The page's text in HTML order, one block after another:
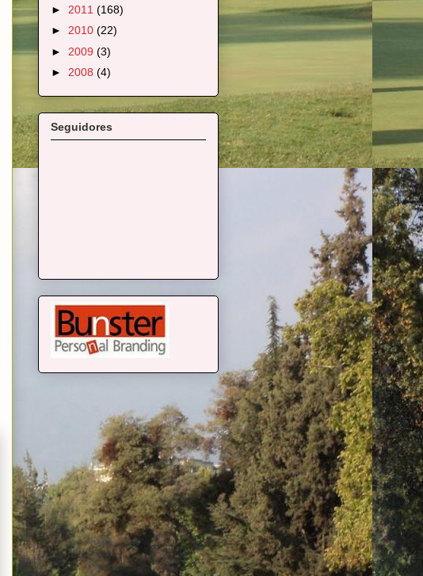
► 2011 (168)
► 2010 (22)
► 2009 (3)
► 2008 (4)
Seguidores